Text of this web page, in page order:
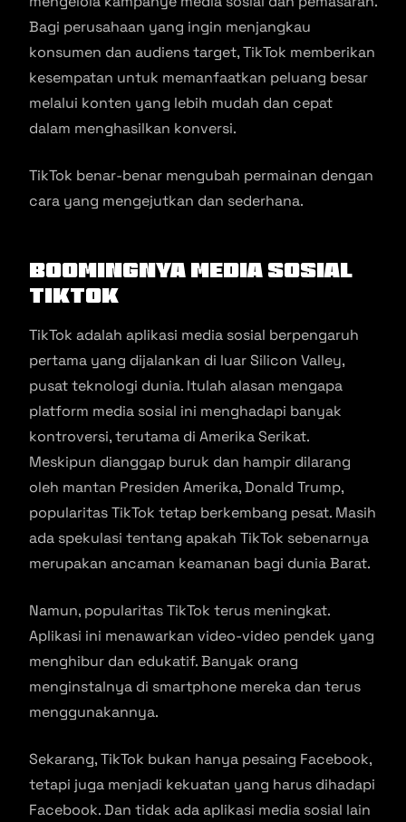
Bagi perusahaan yang ingin menjangkau
konsumen dan audiens target, TikTok memberikan
kesempatan untuk memanfaatkan peluang besar
melalui konten yang lebih mudah dan cepat
dalam menghasilkan konversi.
TikTok benar-benar mengubah permainan dengan
cara yang mengejutkan dan sederhana.
Boomingnya Media Sosial
TikTok
TikTok adalah aplikasi media sosial berpengaruh
pertama yang dijalankan di luar Silicon Valley,
pusat teknologi dunia. Itulah alasan mengapa
platform media sosial ini menghadapi banyak
kontroversi, terutama di Amerika Serikat.
Meskipun dianggap buruk dan hampir dilarang
oleh mantan Presiden Amerika, Donald Trump,
popularitas TikTok tetap berkembang pesat. Masih
ada spekulasi tentang apakah TikTok sebenarnya
merupakan ancaman keamanan bagi dunia Barat.
Namun, popularitas TikTok terus meningkat.
Aplikasi ini menawarkan video-video pendek yang
menghibur dan edukatif. Banyak orang
menginstalnya di smartphone mereka dan terus
menggunakannya.
Sekarang, TikTok bukan hanya pesaing Facebook,
tetapi juga menjadi kekuatan yang harus dihadapi
Facebook. Dan tidak ada aplikasi media sosial lain